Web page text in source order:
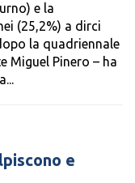
e la
(25,2%) a dirci
la quadriennale
Miguel Pinero – ha
e